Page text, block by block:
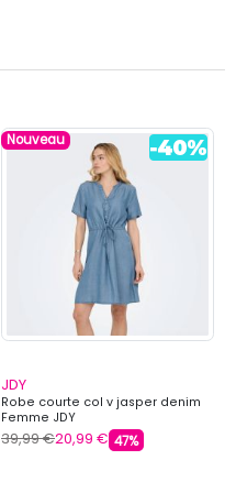
Nouveau
JDY
Robe courte col v jasper denim
Femme JDY
39,99 €20,99 € 47%